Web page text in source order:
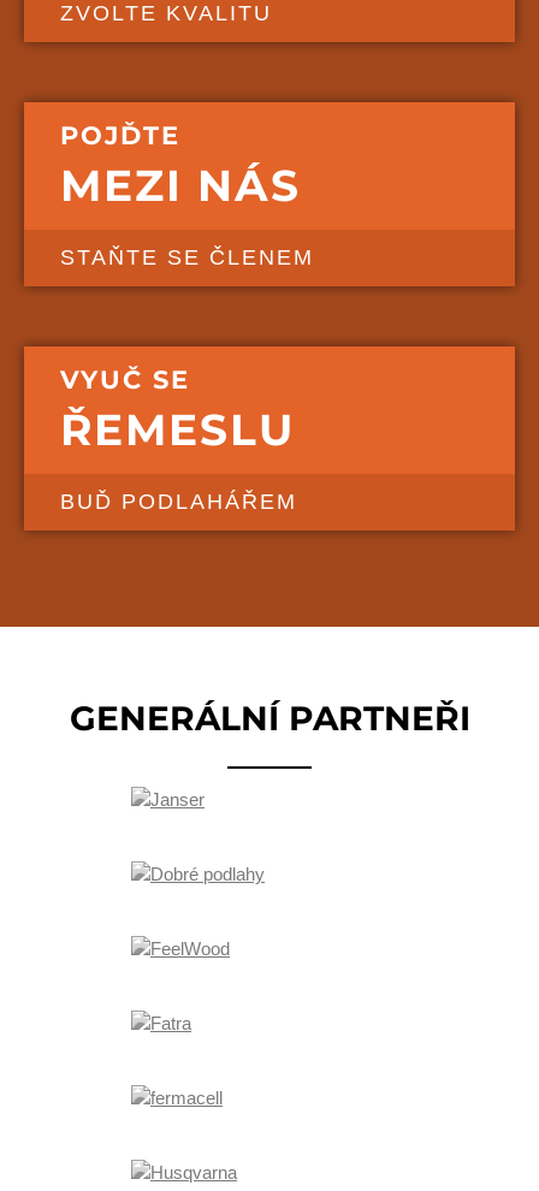
ZVOLTE KVALITU
POJĎTE
MEZI NÁS
STAŇTE SE ČLENEM
VYUČ SE
ŘEMESLU
BUĎ PODLAHÁŘEM
GENERÁLNÍ PARTNEŘI